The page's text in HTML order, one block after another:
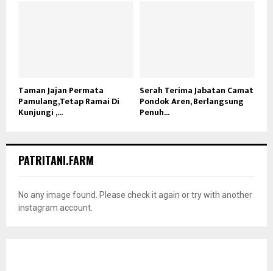
Taman Jajan Permata
Pamulang,Tetap Ramai Di
Kunjungi ,...
Serah Terima Jabatan Camat
Pondok Aren, Berlangsung
Penuh...
PATRITANI.FARM
No any image found. Please check it again or try with another
instagram account.